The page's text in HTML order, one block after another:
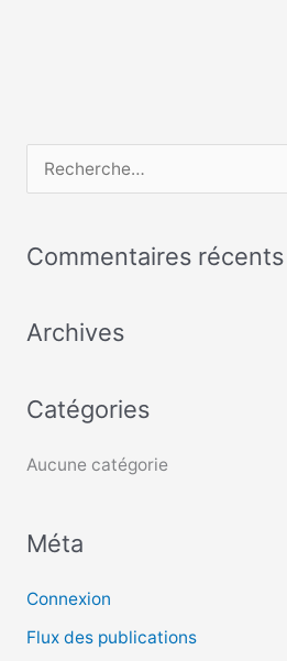
c
r
h
:
Commentaires récents
Archives
Catégories
Aucune catégorie
Méta
Connexion
Flux des publications